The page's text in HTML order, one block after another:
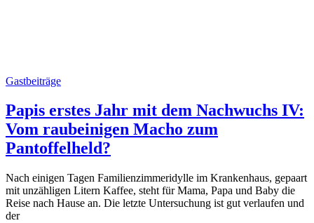
Gastbeiträge
Papis erstes Jahr mit dem Nachwuchs IV:
Vom raubeinigen Macho zum
Pantoffelheld?
Nach einigen Tagen Familienzimmeridylle im Krankenhaus, gepaart
mit unzähligen Litern Kaffee, steht für Mama, Papa und Baby die
Reise nach Hause an. Die letzte Untersuchung ist gut verlaufen und
der